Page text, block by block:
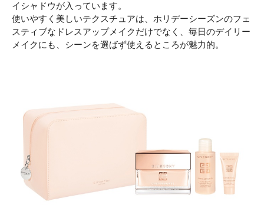
イシャドウが入っています。
使いやすく美しいテクスチュアは、ホリデーシーズンのフェ
スティブなドレスアップメイクだけでなく、毎日のデイリー
メイクにも、シーンを選ばず使えるところが魅力的。